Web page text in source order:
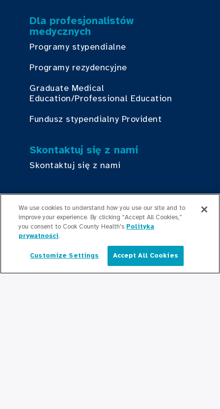
Dla profesjonalistów
medycznych
Programy stypendialne
Programy rezydencyjne
Graduate Medical
Education/Professional Education
Fundusz stypendialny Provident
Skontaktuj się z nami
Skontaktuj się z nami
Redakcja
Informacje prasowe
Podcasty
Polski
We use cookies to understand how you use our site and to
improve your experience. By clicking “Accept All Cookies,”
you consent to Cook County Health's Polityka
prywatności.
Customize Settings Accept All Cookies